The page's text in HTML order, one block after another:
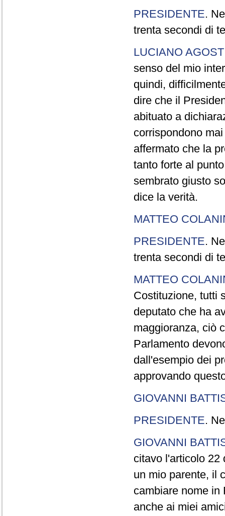
PRESIDENTE.
trenta secondi di
LUCIANO
senso del mio
quindi,
dire che il
abituato a
corrispondono
affermato che la
tanto forte al
sembrato giusto
dice la verità.
MATTEO
PRESIDENTE.
trenta secondi di
MATTEO
Costituzione, tutti
deputato che ha
maggioranza, ciò
Parlamento
dall'esempio dei
approvando
GIOVANNI
PRESIDENTE.
GIOVANNI
citavo l'articolo 22
un mio parente, il
cambiare nome in
anche ai miei